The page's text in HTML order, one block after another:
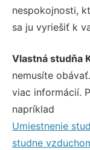
nespokojnosti,
sa ju vyriešiť k
Vlastná studňa
nemusíte
viac informácií.
napríklad
Umiestnenie
studne